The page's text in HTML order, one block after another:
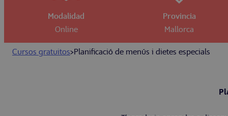
Modalidad
Online
Provincia
Mallorca
Cursos gratuitos>Planificació de menús i dietes especials